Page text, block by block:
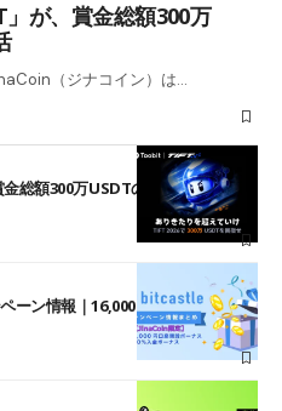
が、賞金総額300万
（ジナコイン）は…
額300万USDTのレースとして復
ーン情報｜16,000円口座開設ボーナ